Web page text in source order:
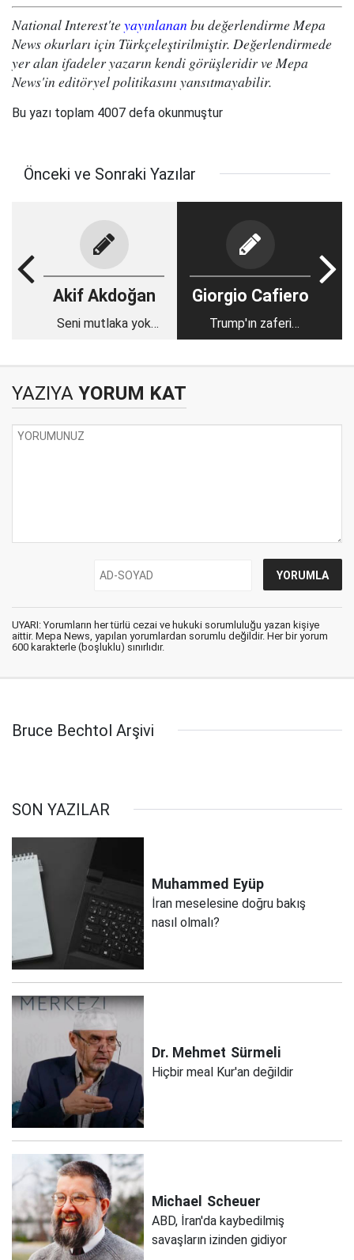
National Interest'teyayınlanan bu değerlendirme Mepa
News okurları için Türkçeleştirilmiştir. Değerlendirmede
yer alan ifadeler yazarın kendi görüşleridir ve Mepa
News'in editöryel politikasını yansıtmayabilir.
Bu yazı toplam 4007 defa okunmuştur
Önceki ve Sonraki Yazılar
Akif Akdoğan
Seni mutlaka yok
Giorgio Cafiero
Trump'ın zaferi
Ortadoğu için ne
YAZIYA YORUM KAT
UYARI: Yorumların her türlü cezai ve hukuki sorumluluğu yazan kişiye
aittir. Mepa News, yapılan yorumlardan sorumlu değildir. Her bir yorum
600 karakterle (boşluklu) sınırlıdır.
Bruce Bechtol Arşivi
SON YAZILAR
Muhammed Eyüp
İran meselesine doğru bakış
nasıl olmalı?
Dr. Mehmet Sürmeli
Hiçbir meal Kur'an değildir
Michael Scheuer
ABD, İran'da kaybedilmiş
savaşların izinden gidiyor